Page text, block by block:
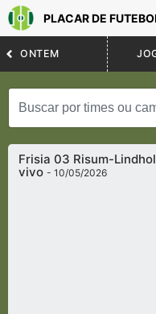
PLACAR DE
ONTEM
Frisia 03 Risum-
vivo- 10/05/2026